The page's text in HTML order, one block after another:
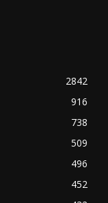
2842
916
738
509
496
452